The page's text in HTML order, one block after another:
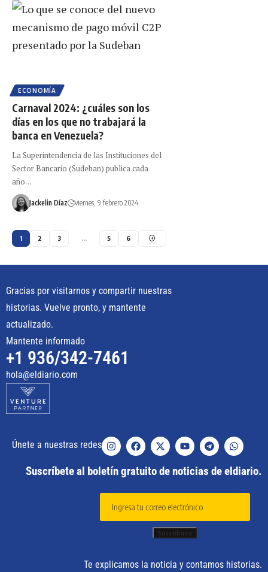
ECONOMÍA
Carnaval 2024: ¿cuáles son los
días en los que no trabajará la
banca en Venezuela?
La Superintendencia de las Instituciones del
Sector Bancario (Sudeban) publica cada
año…
Jackelin Díaz viernes, 9 febrero 2024
1 2 3 … 5 6
Gracias por visitarnos y compartir nuestras
historias. Vuelve pronto, y mantente
actualizado.
Mantente informado
+1 936/342-7461
hola@eldiario.com
Únete a nuestras redes
Suscríbete al boletín gratuito de noticias de eldiario.
Te explicamos la noticia y contamos historias.